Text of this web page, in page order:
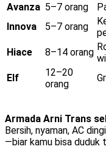
Avanza 5–7 orang
Innova
5–7 orang
Hiace
8–14 orang
Elf
12–20
orang
Armada Arni Trans
Bersih, nyaman, AC
—biar kamu bisa duduk